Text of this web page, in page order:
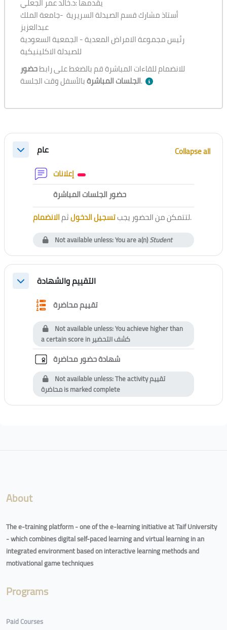
أستاذ مشارك قسم الصيدلة السريرية -جامعة الملك
رئيس مجموعة الامراض المعدية - الجمعية السعودية
للصيدلة الاكلينيكية
للانضمام للقاءات المباشرة قم بالضغط على رابطحضور
الجلسات المباشرةبالأسفل وقت الجلسة.
Section outline
Collapseعام
Collapse all
Forum
حضور الجلسات المباشرةExternal tool
لتتمكن من الحضور يجبتسجيل الدخولثمالانضمام .
Not available unless: You are a(n)Student
Collapseالتقييم والشهادة
تقييم محاضرةQuestionnaire
Not available unless: You achieve higher than
a certain score inكشف التحضير
شهادة حضور محاضرةCustom certificate
Not available unless: The activityتقييم
محاضرةis marked complete
About
The e-training platform - one of the e-learning initiative at Taif University
- which combines digital self-paced learning and virtual learning in an
integrated environment based on interactive learning methods and
motivational game techniques
Programs
Paid Courses